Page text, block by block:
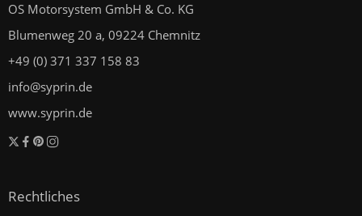
OS Motorsystem GmbH & Co. KG
Blumenweg 20 a, 09224 Chemnitz
+49 (0) 371 337 158 83
info@syprin.de
www.syprin.de
Rechtliches